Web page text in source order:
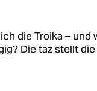
die Troika –
Die taz stellt